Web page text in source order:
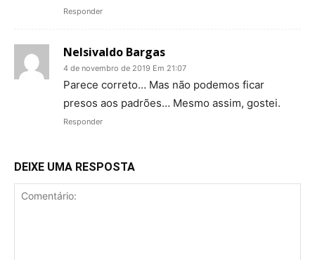
Responder
Nelsivaldo Bargas
4 de novembro de 2019 Em 21:07
Parece correto… Mas não podemos ficar
presos aos padrões… Mesmo assim, gostei.
Responder
DEIXE UMA RESPOSTA